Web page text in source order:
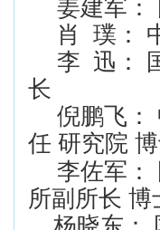
姜建军：
肖 璞：
李 迅：
长
倪鹏飞：
任 研究院
李佐军：
所副所长 博